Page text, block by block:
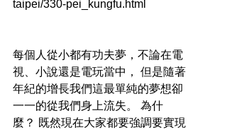
taipei/330-pei_kungfu.html
每個人從小都有功夫夢，不論在電
視、小說還是電玩當中， 但是隨著
年紀的增長我們這最單純的夢想卻
一一的從我們身上流失。 為什
麼？ 既然現在大家都要強調要實現